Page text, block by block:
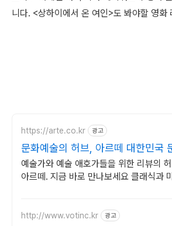
니다. <상하이에서 온 여인>도 봐야할 영화
https://arte.co.kr 광고
문화예술의 허브, 아르떼 대한민국
화예술 플랫폼
예술가와 예술 애호가들을 위한 리뷰의
아르떼. 지금 바로 만나보세요 클래식과 미
http://www.votinc.kr 광고